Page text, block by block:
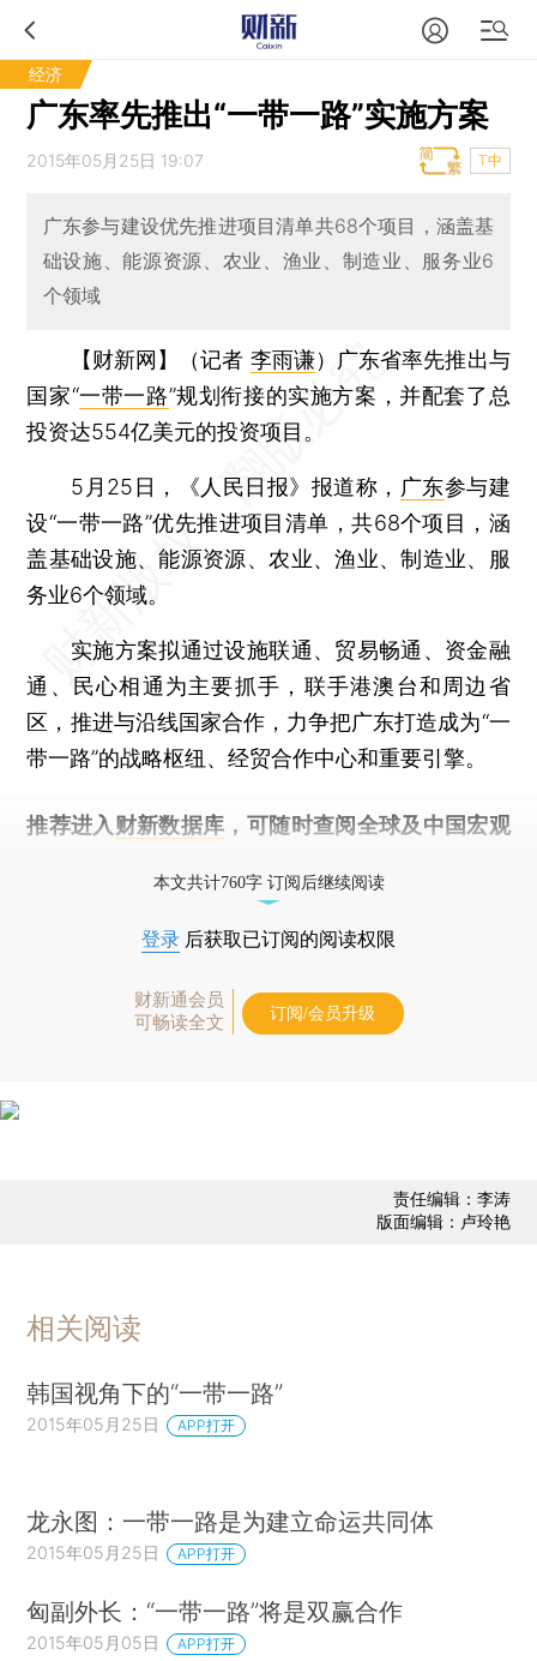
经济
广东率先推出“一带一路”实施方案
2015年05月25日 19:07 T中
广东参与建设优先推进项目清单共68个项目，涵盖基
础设施、能源资源、农业、渔业、制造业、服务业6
个领域
【财新网】（记者 李雨谦） 广东省率先推出与
国家“一带一路”规划衔接的实施方案，并配套了总
投资达554亿美元的投资项目。
5月25日，《人民日报》报道称， 广东参与建
设“一带一路”优先推进项目清单，共68个项目，涵
盖基础设施、能源资源、农业、渔业、制造业、服
务业6个领域。
实施方案拟通过设施联通、贸易畅通、资金融
通、民心相通为主要抓手，联手港澳台和周边省
区，推进与沿线国家合作，力争把广东打造成为“一
带一路”的战略枢纽、经贸合作中心和重要引擎。
推荐进入 财新数据库 ，可随时查阅全球及中国宏观
本文共计760字 订阅后继续阅读
登录 后获取已订阅的阅读权限
财新通会员
可畅读全文
订阅/会员升级
责任编辑：李涛
版面编辑：卢玲艳
相关阅读
韩国视角下的“一带一路”
2015年05月25日 APP打开
龙永图：一带一路是为建立命运共同体
2015年05月25日 APP打开
匈副外长：“一带一路”将是双赢合作
2015年05月05日 APP打开